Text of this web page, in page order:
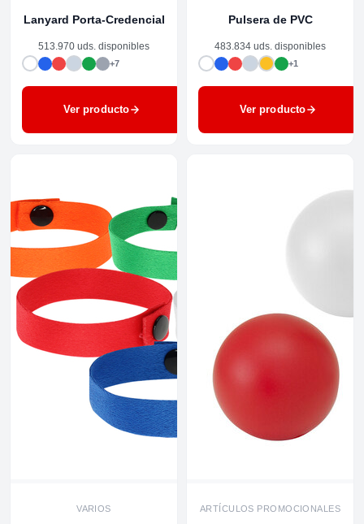
Lanyard Porta-Credencial
513.970 uds. disponibles
+7
Ver producto
Pulsera de PVC
483.834 uds. disponibles
+1
Ver producto
VARIOS ARTÍCULOS PROMOCIONALES